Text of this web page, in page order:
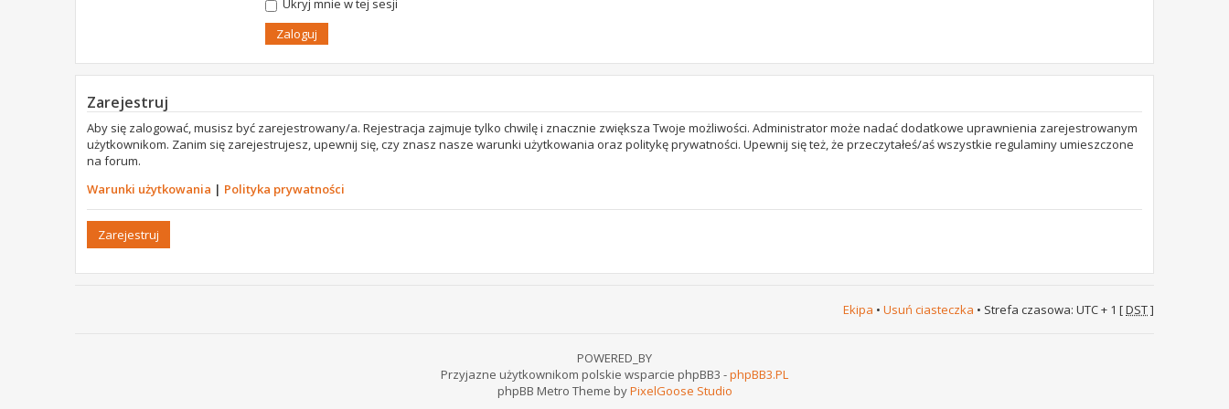
Ukryj mnie w tej sesji
Zarejestruj
Aby się zalogować, musisz być zarejestrowany/a. Rejestracja zajmuje tylko chwilę i znacznie zwiększa Twoje możliwości. Administrator może nadać dodatkowe uprawnienia zarejestrowanym
użytkownikom. Zanim się zarejestrujesz, upewnij się, czy znasz nasze warunki użytkowania oraz politykę prywatności. Upewnij się też, że przeczytałeś/aś wszystkie regulaminy umieszczone
na forum.
Warunki użytkowania | Polityka prywatności
Zarejestruj
Ekipa • Usuń ciasteczka • Strefa czasowa: UTC + 1 [DST]
POWERED_BY
Przyjazne użytkownikom polskie wsparcie phpBB3 -phpBB3.PL
phpBB Metro Theme byPixelGoose Studio